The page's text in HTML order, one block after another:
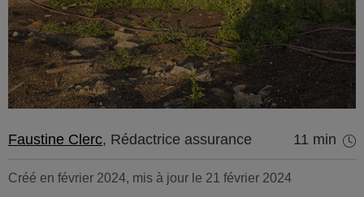
Faustine Clerc, Rédactrice assurance 11 min
Créé en février 2024, mis à jour le 21 février 2024